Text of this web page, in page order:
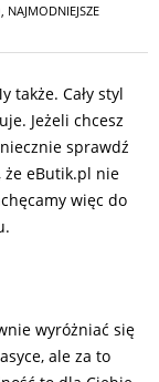
NAJMODNIEJSZE
także. Cały styl
Jeżeli chcesz
sprawdź
że eButik.pl nie
więc do
wyróżniać się
ale za to